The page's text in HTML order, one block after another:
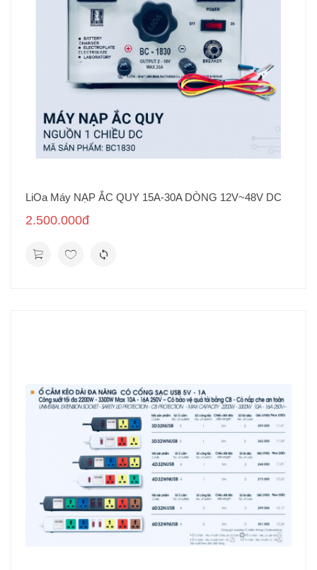
LiOa Máy NẠP ẮC QUY 15A-30A DÒNG 12V~48V DC
2.500.000đ